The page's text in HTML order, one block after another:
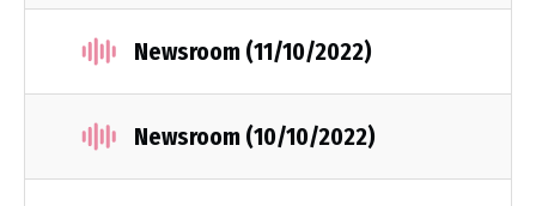
Newsroom (11/10/2022)
Newsroom (10/10/2022)